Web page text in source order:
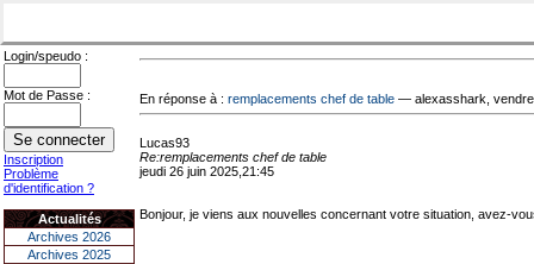
Login/speudo :
Mot de Passe :
Inscription
Problème
d'identification ?
Actualités
Archives 2026
Archives 2025
En réponse à : remplacements chef de table — alexasshark,
Lucas93
Re:remplacements chef de table
jeudi 26 juin 2025,21:45
Bonjour, je viens aux nouvelles concernant votre situation, avez-